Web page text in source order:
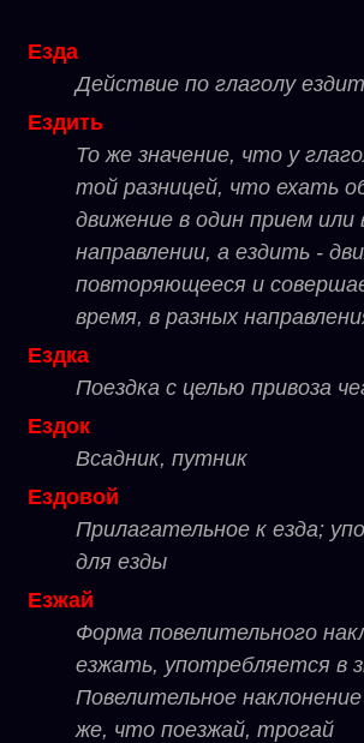
Езда
Действие по глаголу
Ездить
То же значение, что у
той разницей, что ехать
движение в один прием или
направлении, а ездить -
повторяющееся и
время, в разных
Ездка
Поездка с целью привоза
Ездок
Всадник, путник
Ездовой
Прилагательное к езда;
для езды
Езжай
Форма повелительного
езжать, употребляется в
Повелительное
же, что поезжай, трогай